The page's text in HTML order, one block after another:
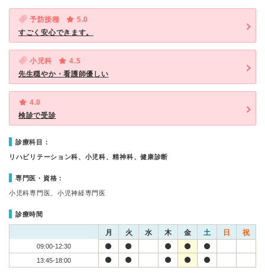
予防接種
5.0
すごく安心できます。
小児科
4.5
先生穏やか・看護師優しい
4.0
検診で受診
診療科目：
リハビリテーション科、小児科、精神科、健康診断
専門医・資格：
小児科専門医、小児神経専門医
診療時間
月 火 水 木 金 土 日 祝
09:00-12:30
13:45-18:00